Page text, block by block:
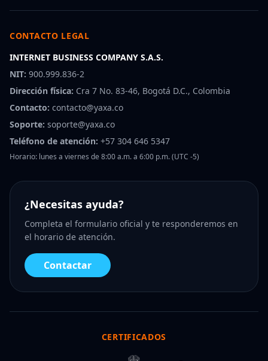
CONTACTO LEGAL
INTERNET BUSINESS COMPANY S.A.S.
NIT: 900.999.836-2
Dirección física: Cra 7 No. 83-46, Bogotá D.C., Colombia
Contacto: contacto@yaxa.co
Soporte: soporte@yaxa.co
Teléfono de atención: +57 304 646 5347
Horario: lunes a viernes de 8:00 a.m. a 6:00 p.m. (UTC -5)
¿Necesitas ayuda?
Completa el formulario oficial y te responderemos en
el horario de atención.
Contactar
CERTIFICADOS